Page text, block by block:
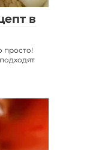
в
просто!